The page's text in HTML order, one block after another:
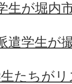
生が堀内
遣学生が
生たちが